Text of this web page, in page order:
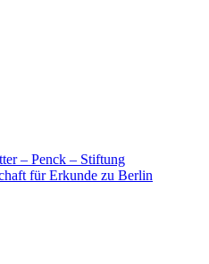
– Penck – Stiftung
für Erkunde zu Berlin